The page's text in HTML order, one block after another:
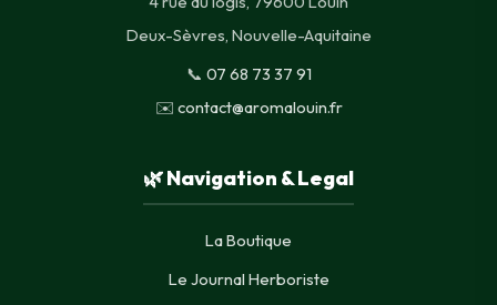
Deux-Sèvres, Nouvelle-Aquitaine
📞 07 68 73 37 91
✉️ contact@aromalouin.fr
🌿 Navigation & Legal
La Boutique
Le Journal Herboriste